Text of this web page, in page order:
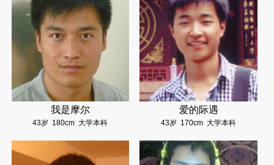
我是摩尔
43岁 180cm 大学本科
爱的际遇
43岁 170cm 大学本科